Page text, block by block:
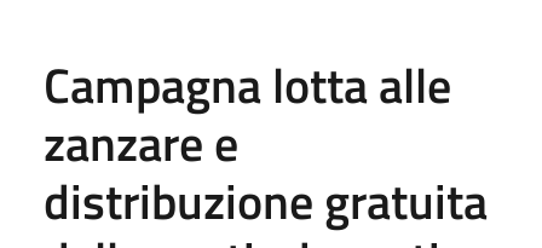
Campagna lotta alle
zanzare e
distribuzione gratuita